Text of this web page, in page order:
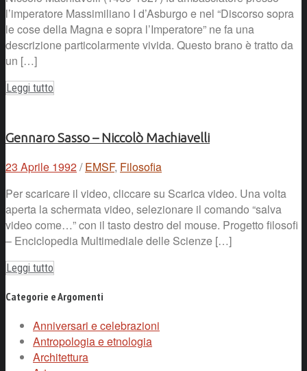
l’imperatore Massimiliano I d’Asburgo e nel “Discorso sopra
le cose della Magna e sopra l’Imperatore” ne fa una
descrizione particolarmente vivida. Questo brano è tratto da
un […]
Leggi tutto
Gennaro Sasso – Niccolò Machiavelli
23 Aprile 1992/ EMSF, Filosofia
Per scaricare il video, cliccare su Scarica video. Una volta
aperta la schermata video, selezionare il comando “salva
video come…” con il tasto destro del mouse. Progetto filosofi
– Enciclopedia Multimediale delle Scienze […]
Leggi tutto
Categorie e Argomenti
Anniversari e celebrazioni
Antropologia e etnologia
Architettura